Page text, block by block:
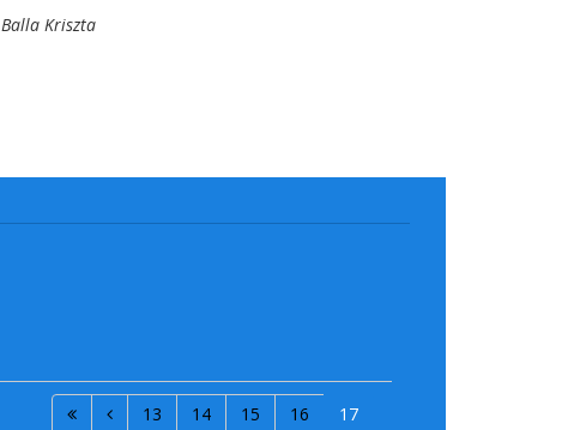
Balla Kriszta
13 14 15 16 17